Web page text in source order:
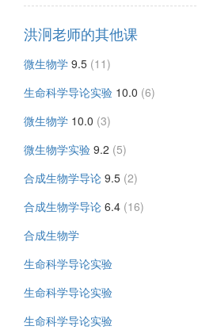
洪泂老师的其他课
微生物学 9.5 (11)
生命科学导论实验 10.0 (6)
微生物学 10.0 (3)
微生物学实验 9.2 (5)
合成生物学导论 9.5 (2)
合成生物学导论 6.4 (16)
合成生物学
生命科学导论实验
生命科学导论实验
生命科学导论实验